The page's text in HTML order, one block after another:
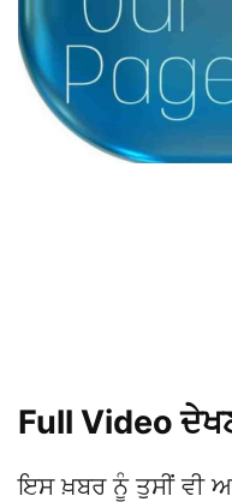
Full Video
ਇਸ ਖ਼ਬਰ ਨੂੰ ਤੁਸੀਂ ਵੀ